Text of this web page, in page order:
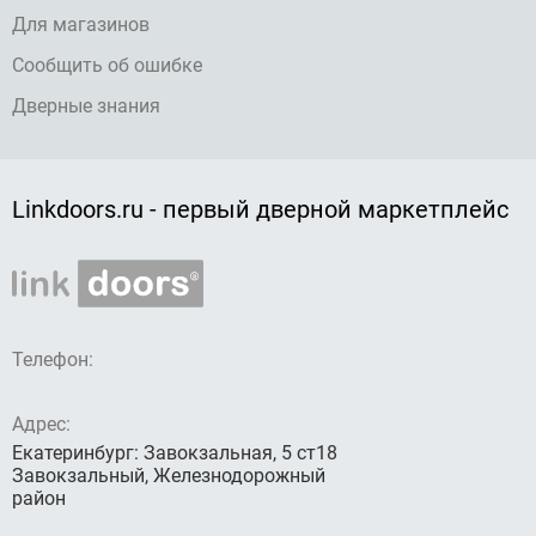
Для магазинов
Сообщить об ошибке
Дверные знания
Linkdoors.ru - первый дверной маркетплейс
Телефон:
Адрес:
Екатеринбург: Завокзальная, 5 ст18
Завокзальный, Железнодорожный
район